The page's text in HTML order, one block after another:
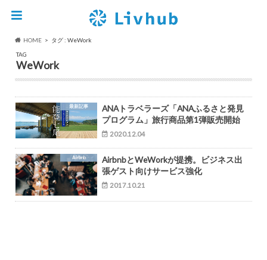
HOME
タグ : WeWork
TAG
WeWork
最新記事
ANAトラベラーズ「ANAふるさと発見
プログラム」旅行商品第1弾販売開始
2020.12.04
Airbnb
AirbnbとWeWorkが提携。ビジネス出
張ゲスト向けサービス強化
2017.10.21